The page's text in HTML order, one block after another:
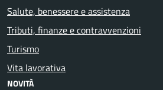
Salute, benessere e assistenza
Tributi, finanze e contravvenzioni
Turismo
Vita lavorativa
NOVITÀ